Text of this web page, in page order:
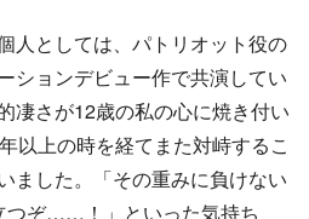
人としては、パトリオット役の
ションデビュー作で共演してい
凄さが12歳の私の心に焼き付い
上の時を経てまた対峙するこ
ました。「その重みに負けない
ぞ……！」といった気持ち